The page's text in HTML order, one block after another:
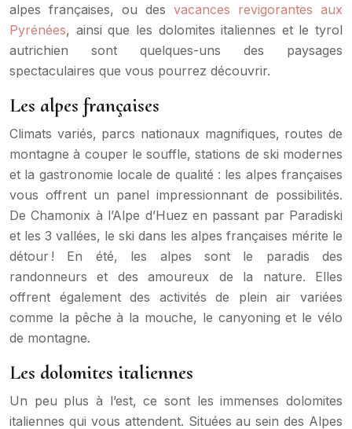
alpes françaises, ou des vacances revigorantes aux
Pyrénées, ainsi que les dolomites italiennes et le tyrol
autrichien sont quelques-uns des paysages
spectaculaires que vous pourrez découvrir.
Les alpes françaises
Climats variés, parcs nationaux magnifiques, routes de
montagne à couper le souffle, stations de ski modernes
et la gastronomie locale de qualité : les alpes françaises
vous offrent un panel impressionnant de possibilités.
De Chamonix à l’Alpe d’Huez en passant par Paradiski
et les 3 vallées, le ski dans les alpes françaises mérite le
détour ! En été, les alpes sont le paradis des
randonneurs et des amoureux de la nature. Elles
offrent également des activités de plein air variées
comme la pêche à la mouche, le canyoning et le vélo
de montagne.
Les dolomites italiennes
Un peu plus à l’est, ce sont les immenses dolomites
italiennes qui vous attendent. Situées au sein des Alpes